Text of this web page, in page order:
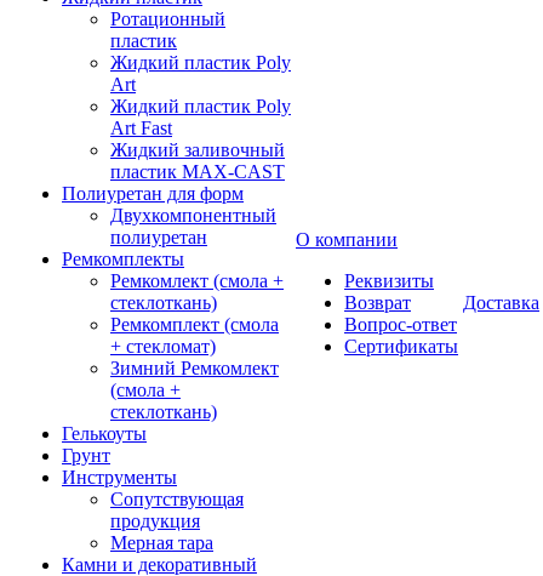
Ротационный
пластик
Жидкий пластик Poly
Art
Жидкий пластик Poly
Art Fast
Жидкий заливочный
пластик MAX-CAST
Полиуретан для форм
Двухкомпонентный
полиуретан
Ремкомплекты
Ремкомлект (смола +
стеклоткань)
Ремкомплект (смола
+ стекломат)
Зимний Ремкомлект
(смола +
стеклоткань)
Гелькоуты
Грунт
Инструменты
Сопутствующая
продукция
Мерная тара
Камни и декоративный
О компании
Реквизиты
Возврат
Вопрос-ответ
Сертификаты
Доставка